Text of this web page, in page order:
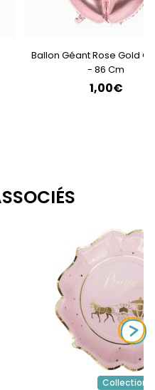
Ballon Géant Rose Gold
- 86 Cm
1,00€
Collection